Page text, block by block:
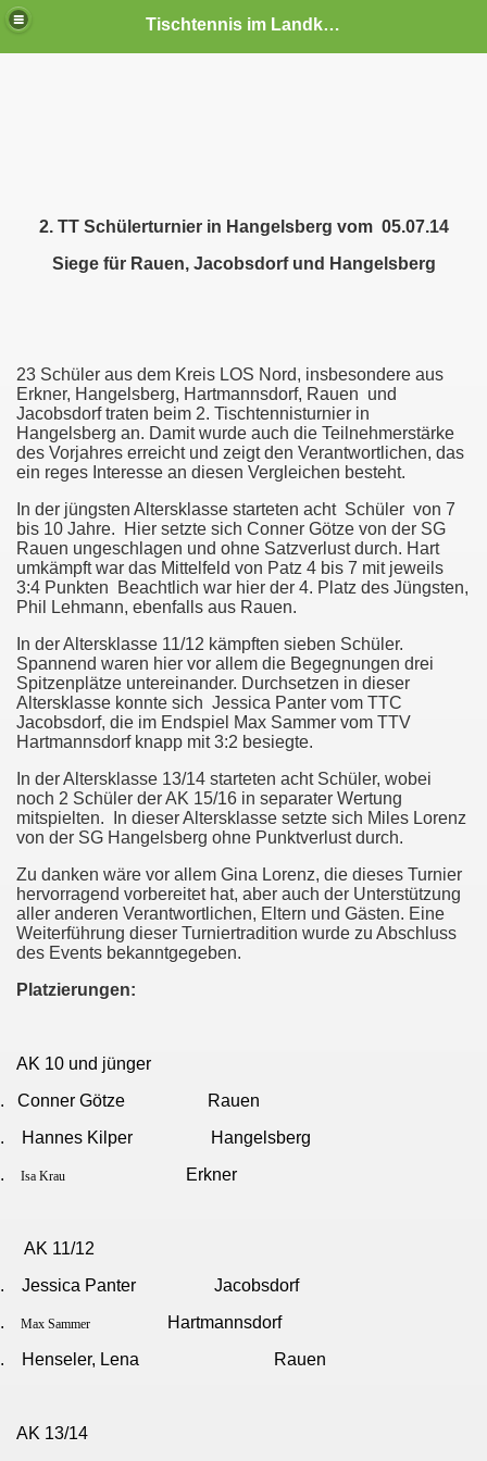
Tischtennis im Landkreis Oder-Spree (Nord)
2. TT Schülerturnier in Hangelsberg vom 05.07.14
Siege für Rauen, Jacobsdorf und Hangelsberg
23 Schüler aus dem Kreis LOS Nord, insbesondere aus
Erkner, Hangelsberg, Hartmannsdorf, Rauen und
Jacobsdorf traten beim 2. Tischtennisturnier in
Hangelsberg an. Damit wurde auch die Teilnehmerstärke
des Vorjahres erreicht und zeigt den Verantwortlichen, das
ein reges Interesse an diesen Vergleichen besteht.
In der jüngsten Altersklasse starteten acht Schüler von 7
bis 10 Jahre.
Hier setzte sich Conner Götze von der SG
Rauen ungeschlagen und ohne Satzverlust durch. Hart
umkämpft war das Mittelfeld von Patz 4 bis 7 mit jeweils
3:4 Punkten
Beachtlich war hier der 4. Platz des Jüngsten,
Phil Lehmann, ebenfalls aus Rauen.
In der Altersklasse 11/12 kämpften sieben Schüler.
Spannend waren hier vor allem die Begegnungen drei
Spitzenplätze untereinander. Durchsetzen in dieser
Altersklasse konnte sich Jessica Panter vom TTC
Jacobsdorf, die im Endspiel Max Sammer vom TTV
Hartmannsdorf knapp mit 3:2 besiegte.
In der Altersklasse 13/14 starteten acht Schüler, wobei
noch 2 Schüler der AK 15/16 in separater Wertung
mitspielten.
In dieser Altersklasse setzte sich Miles Lorenz
von der SG Hangelsberg ohne Punktverlust durch.
Zu danken wäre vor allem Gina Lorenz, die dieses Turnier
hervorragend vorbereitet hat, aber auch der Unterstützung
aller anderen Verantwortlichen, Eltern und Gästen. Eine
Weiterführung dieser Turniertradition wurde zu Abschluss
des Events bekanntgegeben.
Platzierungen:
AK 10 und jünger
Conner Götze
Rauen
Hannes Kilper
Hangelsberg
Isa Krau Erkner
AK 11/12
Jessica Panter
Jacobsdorf
Max Sammer
Hartmannsdorf
Henseler, Lena Rauen
AK 13/14